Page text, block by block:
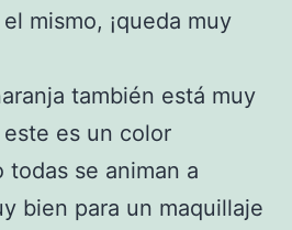
mismo, ¡queda muy
también está muy
es un color
todas se animan a
bien para un maquillaje